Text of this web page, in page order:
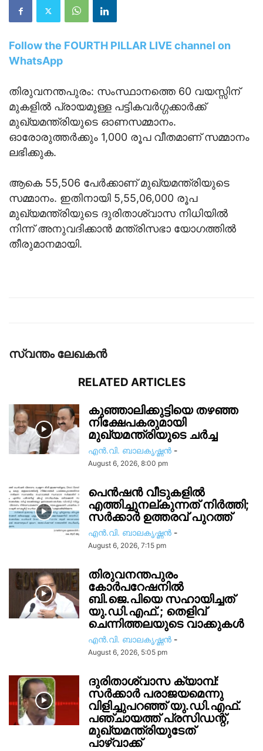
Follow the FOURTH PILLAR LIVE channel on
WhatsApp
തിരുവനന്തപുരം: സംസ്ഥാനത്തെ 60 വയസ്സിന്
മുകളില്‍ പ്രായമുള്ള പട്ടികവര്‍ഗ്ഗക്കാര്‍ക്ക്
മുഖ്യമന്ത്രിയുടെ ഓണസമ്മാനം.
ഓരോരുത്തര്‍ക്കും 1,000 രൂപ വീതമാണ് സമ്മാനം
ലഭിക്കുക.
ആകെ 55,506 പേര്‍ക്കാണ് മുഖ്യമന്ത്രിയുടെ
സമ്മാനം. ഇതിനായി 5,55,06,000 രൂപ
മുഖ്യമന്ത്രിയുടെ ദുരിതാശ്വാസ നിധിയില്‍
നിന്ന് അനുവദിക്കാന്‍ മന്ത്രിസഭാ യോഗത്തില്‍
തീരുമാനമായി.
സ്വന്തം ലേഖകന്‍
RELATED ARTICLES
കുഞ്ഞാലിക്കുട്ടിയെ തഴഞ്ഞ
നിക്ഷേപകരുമായി
മുഖ്യമന്ത്രിയുടെ ചർച്ച
എൻ.വി. ബാലകൃഷ്ണൻ -
August 6, 2026, 8:00 pm
പെൻഷൻ വീടുകളിൽ
എത്തിച്ചുനല്കുന്നത് നിർത്തി;
സര്‍ക്കാർ ഉത്തരവ് പുറത്ത്
എൻ.വി. ബാലകൃഷ്ണൻ -
August 6, 2026, 7:15 pm
തിരുവനന്തപുരം
കോർപറേഷനിൽ
ബി.ജെ.പിയെ സഹായിച്ചത്
യു.ഡി.എഫ്.; തെളിവ്
ചെന്നിത്തലയുടെ വാക്കുകൾ
എൻ.വി. ബാലകൃഷ്ണൻ -
August 6, 2026, 5:05 pm
ദുരിതാശ്വാസ ക്യാമ്പ്:
സർക്കാർ പരാജയമെന്നു
വിളിച്ചുപറഞ്ഞ് യു.ഡി.എഫ്.
പഞ്ചായത്ത് പ്രസിഡന്റ്,
മുഖ്യമന്ത്രിയുടേത്
പാഴ്വാക്ക്